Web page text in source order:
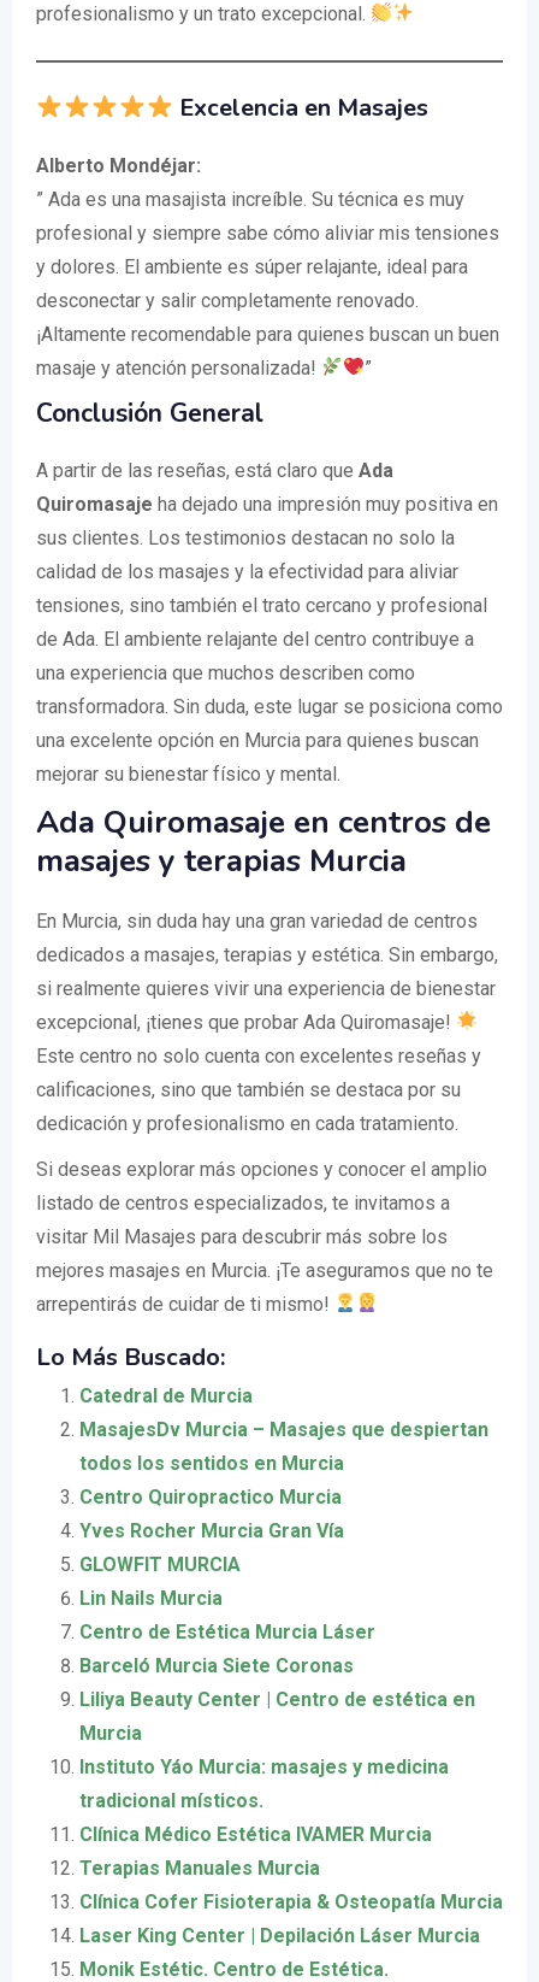
profesionalismo y un trato excepcional.
Excelencia en Masajes
Alberto Mondéjar:
” Ada es una masajista increíble. Su técnica es muy
profesional y siempre sabe cómo aliviar mis tensiones
y dolores. El ambiente es súper relajante, ideal para
desconectar y salir completamente renovado.
¡Altamente recomendable para quienes buscan un buen
masaje y atención personalizada!
”
Conclusión General
A partir de las reseñas, está claro que Ada
Quiromasaje ha dejado una impresión muy positiva en
sus clientes. Los testimonios destacan no solo la
calidad de los masajes y la efectividad para aliviar
tensiones, sino también el trato cercano y profesional
de Ada. El ambiente relajante del centro contribuye a
una experiencia que muchos describen como
transformadora. Sin duda, este lugar se posiciona como
una excelente opción en Murcia para quienes buscan
mejorar su bienestar físico y mental.
Ada Quiromasaje en centros de
masajes y terapias Murcia
En Murcia, sin duda hay una gran variedad de centros
dedicados a masajes, terapias y estética. Sin embargo,
si realmente quieres vivir una experiencia de bienestar
excepcional, ¡tienes que probar Ada Quiromasaje!
Este centro no solo cuenta con excelentes reseñas y
calificaciones, sino que también se destaca por su
dedicación y profesionalismo en cada tratamiento.
Si deseas explorar más opciones y conocer el amplio
listado de centros especializados, te invitamos a
visitar Mil Masajes para descubrir más sobre los
mejores masajes en Murcia. ¡Te aseguramos que no te
arrepentirás de cuidar de ti mismo!
Lo Más Buscado:
Catedral de Murcia
MasajesDv Murcia – Masajes que despiertan
todos los sentidos en Murcia
Centro Quiropractico Murcia
Yves Rocher Murcia Gran Vía
GLOWFIT MURCIA
Lin Nails Murcia
Centro de Estética Murcia Láser
Barceló Murcia Siete Coronas
Liliya Beauty Center | Centro de estética en
Murcia
Instituto Yáo Murcia: masajes y medicina
tradicional místicos.
Clínica Médico Estética IVAMER Murcia
Terapias Manuales Murcia
Clínica Cofer Fisioterapia & Osteopatía Murcia
Laser King Center | Depilación Láser Murcia
Monik Estétic. Centro de Estética.